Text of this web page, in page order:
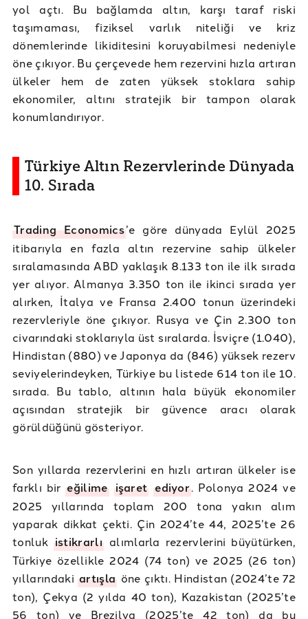
yol açtı. Bu bağlamda altın, karşı taraf riski
taşımaması, fiziksel varlık niteliği ve kriz
dönemlerinde likiditesini koruyabilmesi nedeniyle
öne çıkıyor. Bu çerçevede hem rezervini hızla artıran
ülkeler hem de zaten yüksek stoklara sahip
ekonomiler, altını stratejik bir tampon olarak
konumlandırıyor.
Türkiye Altın Rezervlerinde Dünyada
10. Sırada
Trading Economics’e göre dünyada Eylül 2025
itibarıyla en fazla altın rezervine sahip ülkeler
sıralamasında ABD yaklaşık 8.133 ton ile ilk sırada
yer alıyor. Almanya 3.350 ton ile ikinci sırada yer
alırken, İtalya ve Fransa 2.400 tonun üzerindeki
rezervleriyle öne çıkıyor. Rusya ve Çin 2.300 ton
civarındaki stoklarıyla üst sıralarda. İsviçre (1.040),
Hindistan (880) ve Japonya da (846) yüksek rezerv
seviyelerindeyken, Türkiye bu listede 614 ton ile 10.
sırada. Bu tablo, altının hala büyük ekonomiler
açısından stratejik bir güvence aracı olarak
görüldüğünü gösteriyor.
Son yıllarda rezervlerini en hızlı artıran ülkeler ise
farklı bireğilime işaret ediyor. Polonya 2024 ve
2025 yıllarında toplam 200 tona yakın alım
yaparak dikkat çekti. Çin 2024’te 44, 2025’te 26
tonluk istikrarlı alımlarla rezervlerini büyütürken,
Türkiye özellikle 2024 (74 ton) ve 2025 (26 ton)
yıllarındakiartışla öne çıktı. Hindistan (2024’te 72
ton), Çekya (2 yılda 40 ton), Kazakistan (2025’te
56 ton) ve Brezilya (2025’te 42 ton) da bu